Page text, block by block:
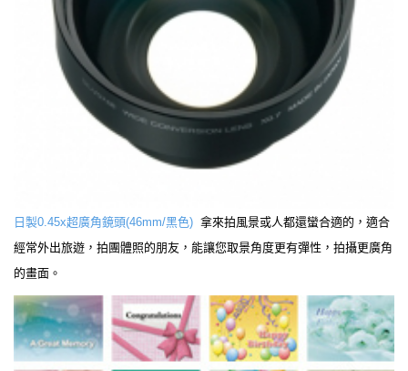
日製0.45x超廣角鏡頭(46mm/黑色) 拿來拍風景或人都還蠻合適的，適合
經常外出旅遊，拍團體照的朋友，能讓您取景角度更有彈性，拍攝更廣角
的畫面。